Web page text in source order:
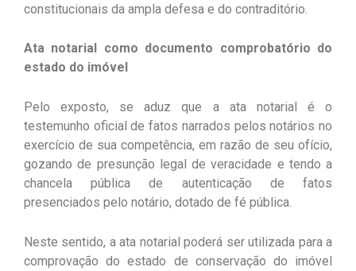
constitucionais da ampla defesa e do contraditório.
Ata notarial como documento comprobatório do
estado do imóvel
Pelo exposto, se aduz que a ata notarial é o
testemunho oficial de fatos narrados pelos notários no
exercício de sua competência, em razão de seu ofício,
gozando de presunção legal de veracidade e tendo a
chancela pública de autenticação de fatos
presenciados pelo notário, dotado de fé pública.
Neste sentido, a ata notarial poderá ser utilizada para a
comprovação do estado de conservação do imóvel